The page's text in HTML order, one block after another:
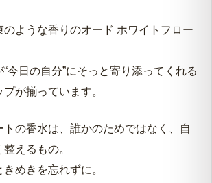
ような香りのオード ホワイトフロー
今日の自分”にそっと寄り添ってくれる
が揃っています。
トの香水は、誰かのためではなく、自
えるもの。
めきを忘れずに。